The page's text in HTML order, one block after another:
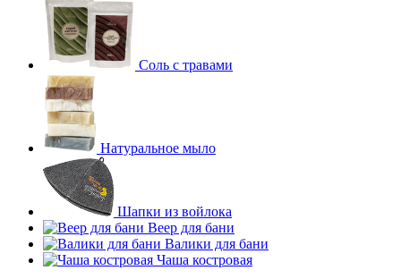
Соль с травами
Натуральное мыло
Шапки из войлока
Веер для бани
Валики для бани
Чаша костровая